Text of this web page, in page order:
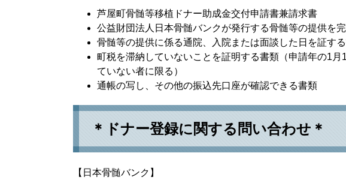
芦屋町骨髄等移植ドナー助成金交付申請書兼請求書
公益財団法人日本骨髄バンクが発行する骨髄等の提供を
骨髄等の提供に係る通院、入院または面談した日を証す
町税を滞納していないことを証明する書類（申請年の1
ていない者に限る）
通帳の写し、その他の振込先口座が確認できる書類
＊ドナー登録に関する問い合わせ＊
【日本骨髄バンク】